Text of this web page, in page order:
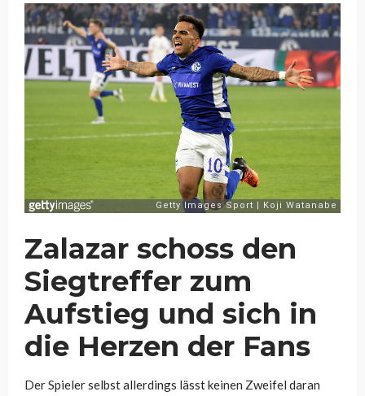
Zalazar schoss den
Siegtreffer zum
Aufstieg und sich in
die Herzen der Fans
Der Spieler selbst allerdings lässt keinen Zweifel daran